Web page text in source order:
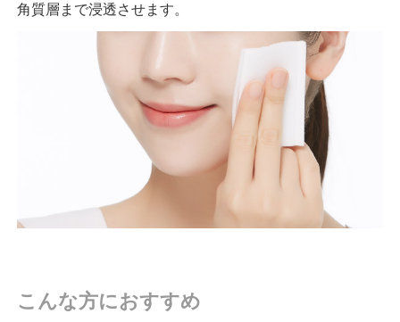
角質層まで浸透させます。
こんな方におすすめ